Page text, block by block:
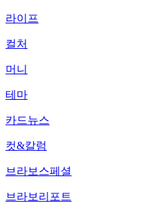
라이프
컬처
머니
테마
카드뉴스
컷&칼럼
브라보스페셜
브라보리포트